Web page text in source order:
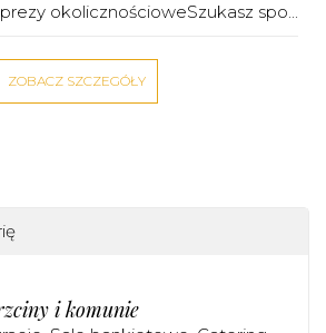
okolicznościoweSzukasz spo...
ZOBACZ SZCZEGÓŁY
i komunie